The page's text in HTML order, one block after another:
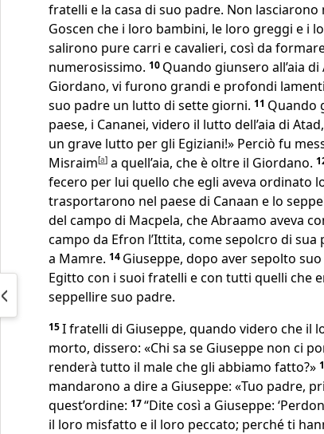
fratelli e la casa di suo padre. Non lasciarono
Goscen che i loro bambini, le loro greggi e i
salirono pure carri e cavalieri, così da
numerosissimo. 10 Quando giunsero all’aia
Giordano, vi furono grandi e profondi
suo padre un lutto di sette giorni. 11 Quando
paese, i Cananei, videro il lutto dell’aia di
un grave lutto per gli Egiziani!» Perciò fu
Misraim[a] a quell’aia, che è oltre il Giordano.
fecero per lui quello che egli aveva ordinato
trasportarono nel paese di Canaan e lo
del campo di Macpela, che Abraamo aveva
campo da Efron l’Ittita, come sepolcro di
a Mamre. 14 Giuseppe, dopo aver sepolto
Egitto con i suoi fratelli e con tutti quelli che
seppellire suo padre.
15I fratelli di Giuseppe, quando videro che il
morto, dissero: «Chi sa se Giuseppe non ci
renderà tutto il male che gli abbiamo fatto?»
mandarono a dire a Giuseppe: «Tuo padre,
quest’ordine: 17“Dite così a Giuseppe:
il loro misfatto e il loro peccato; perché ti